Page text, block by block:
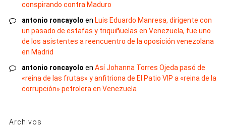
conspirando contra Maduro
antonio roncayolo en Luis Eduardo Manresa, dirigente con
un pasado de estafas y triquiñuelas en Venezuela, fue uno
de los asistentes a reencuentro de la oposición venezolana
en Madrid
antonio roncayolo en Así Johanna Torres Ojeda pasó de
«reina de las frutas» y anfitriona de El Patio VIP a «reina de la
corrupción» petrolera en Venezuela
Archivos